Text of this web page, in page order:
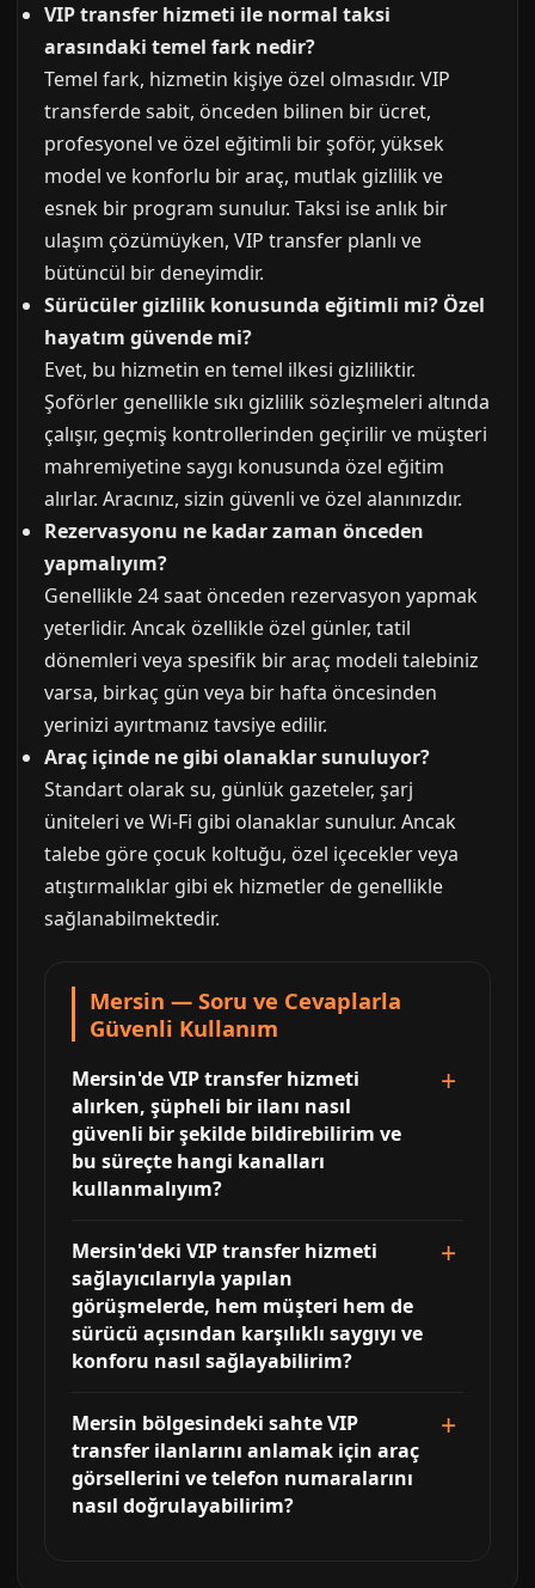
VIP transfer hizmeti ile normal taksi
arasındaki temel fark nedir?
Temel fark, hizmetin kişiye özel olmasıdır. VIP
transferde sabit, önceden bilinen bir ücret,
profesyonel ve özel eğitimli bir şoför, yüksek
model ve konforlu bir araç, mutlak gizlilik ve
esnek bir program sunulur. Taksi ise anlık bir
ulaşım çözümüyken, VIP transfer planlı ve
bütüncül bir deneyimdir.
Sürücüler gizlilik konusunda eğitimli mi? Özel
hayatım güvende mi?
Evet, bu hizmetin en temel ilkesi gizliliktir.
Şoförler genellikle sıkı gizlilik sözleşmeleri altında
çalışır, geçmiş kontrollerinden geçirilir ve müşteri
mahremiyetine saygı konusunda özel eğitim
alırlar. Aracınız, sizin güvenli ve özel alanınızdır.
Rezervasyonu ne kadar zaman önceden
yapmalıyım?
Genellikle 24 saat önceden rezervasyon yapmak
yeterlidir. Ancak özellikle özel günler, tatil
dönemleri veya spesifik bir araç modeli talebiniz
varsa, birkaç gün veya bir hafta öncesinden
yerinizi ayırtmanız tavsiye edilir.
Araç içinde ne gibi olanaklar sunuluyor?
Standart olarak su, günlük gazeteler, şarj
üniteleri ve Wi-Fi gibi olanaklar sunulur. Ancak
talebe göre çocuk koltuğu, özel içecekler veya
atıştırmalıklar gibi ek hizmetler de genellikle
sağlanabilmektedir.
Mersin — Soru ve Cevaplarla
Güvenli Kullanım
Mersin'de VIP transfer hizmeti
alırken, şüpheli bir ilanı nasıl
güvenli bir şekilde bildirebilirim ve
bu süreçte hangi kanalları
kullanmalıyım?
Mersin'deki VIP transfer hizmeti
sağlayıcılarıyla yapılan
görüşmelerde, hem müşteri hem de
sürücü açısından karşılıklı saygıyı ve
konforu nasıl sağlayabilirim?
Mersin bölgesindeki sahte VIP
transfer ilanlarını anlamak için araç
görsellerini ve telefon numaralarını
nasıl doğrulayabilirim?